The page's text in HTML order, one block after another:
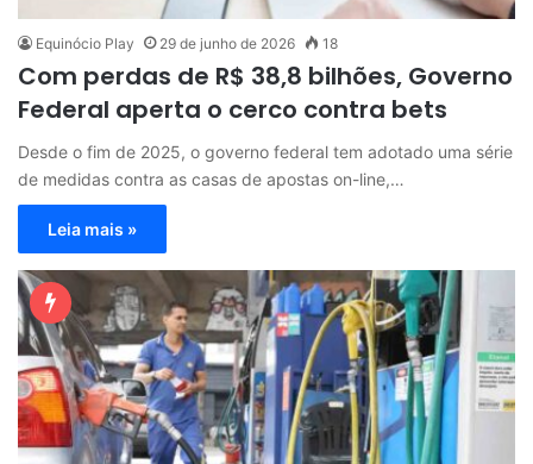
Equinócio Play 29 de junho de 2026 18
Com perdas de R$ 38,8 bilhões, Governo
Federal aperta o cerco contra bets
Desde o fim de 2025, o governo federal tem adotado uma série
de medidas contra as casas de apostas on-line,…
Leia mais »